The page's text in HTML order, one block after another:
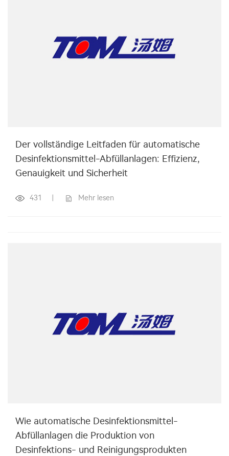
Der vollständige Leitfaden für automatische
Desinfektionsmittel-Abfüllanlagen: Effizienz,
Genauigkeit und Sicherheit
431 Mehr lesen
Wie automatische Desinfektionsmittel-
Abfüllanlagen die Produktion von
Desinfektions- und Reinigungsprodukten